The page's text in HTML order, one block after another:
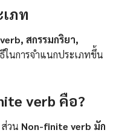
ภท
สกรรมกริยา,
ในการจำแนกประเภทขึ้น
verb คือ?
วน Non-finite verb มัก